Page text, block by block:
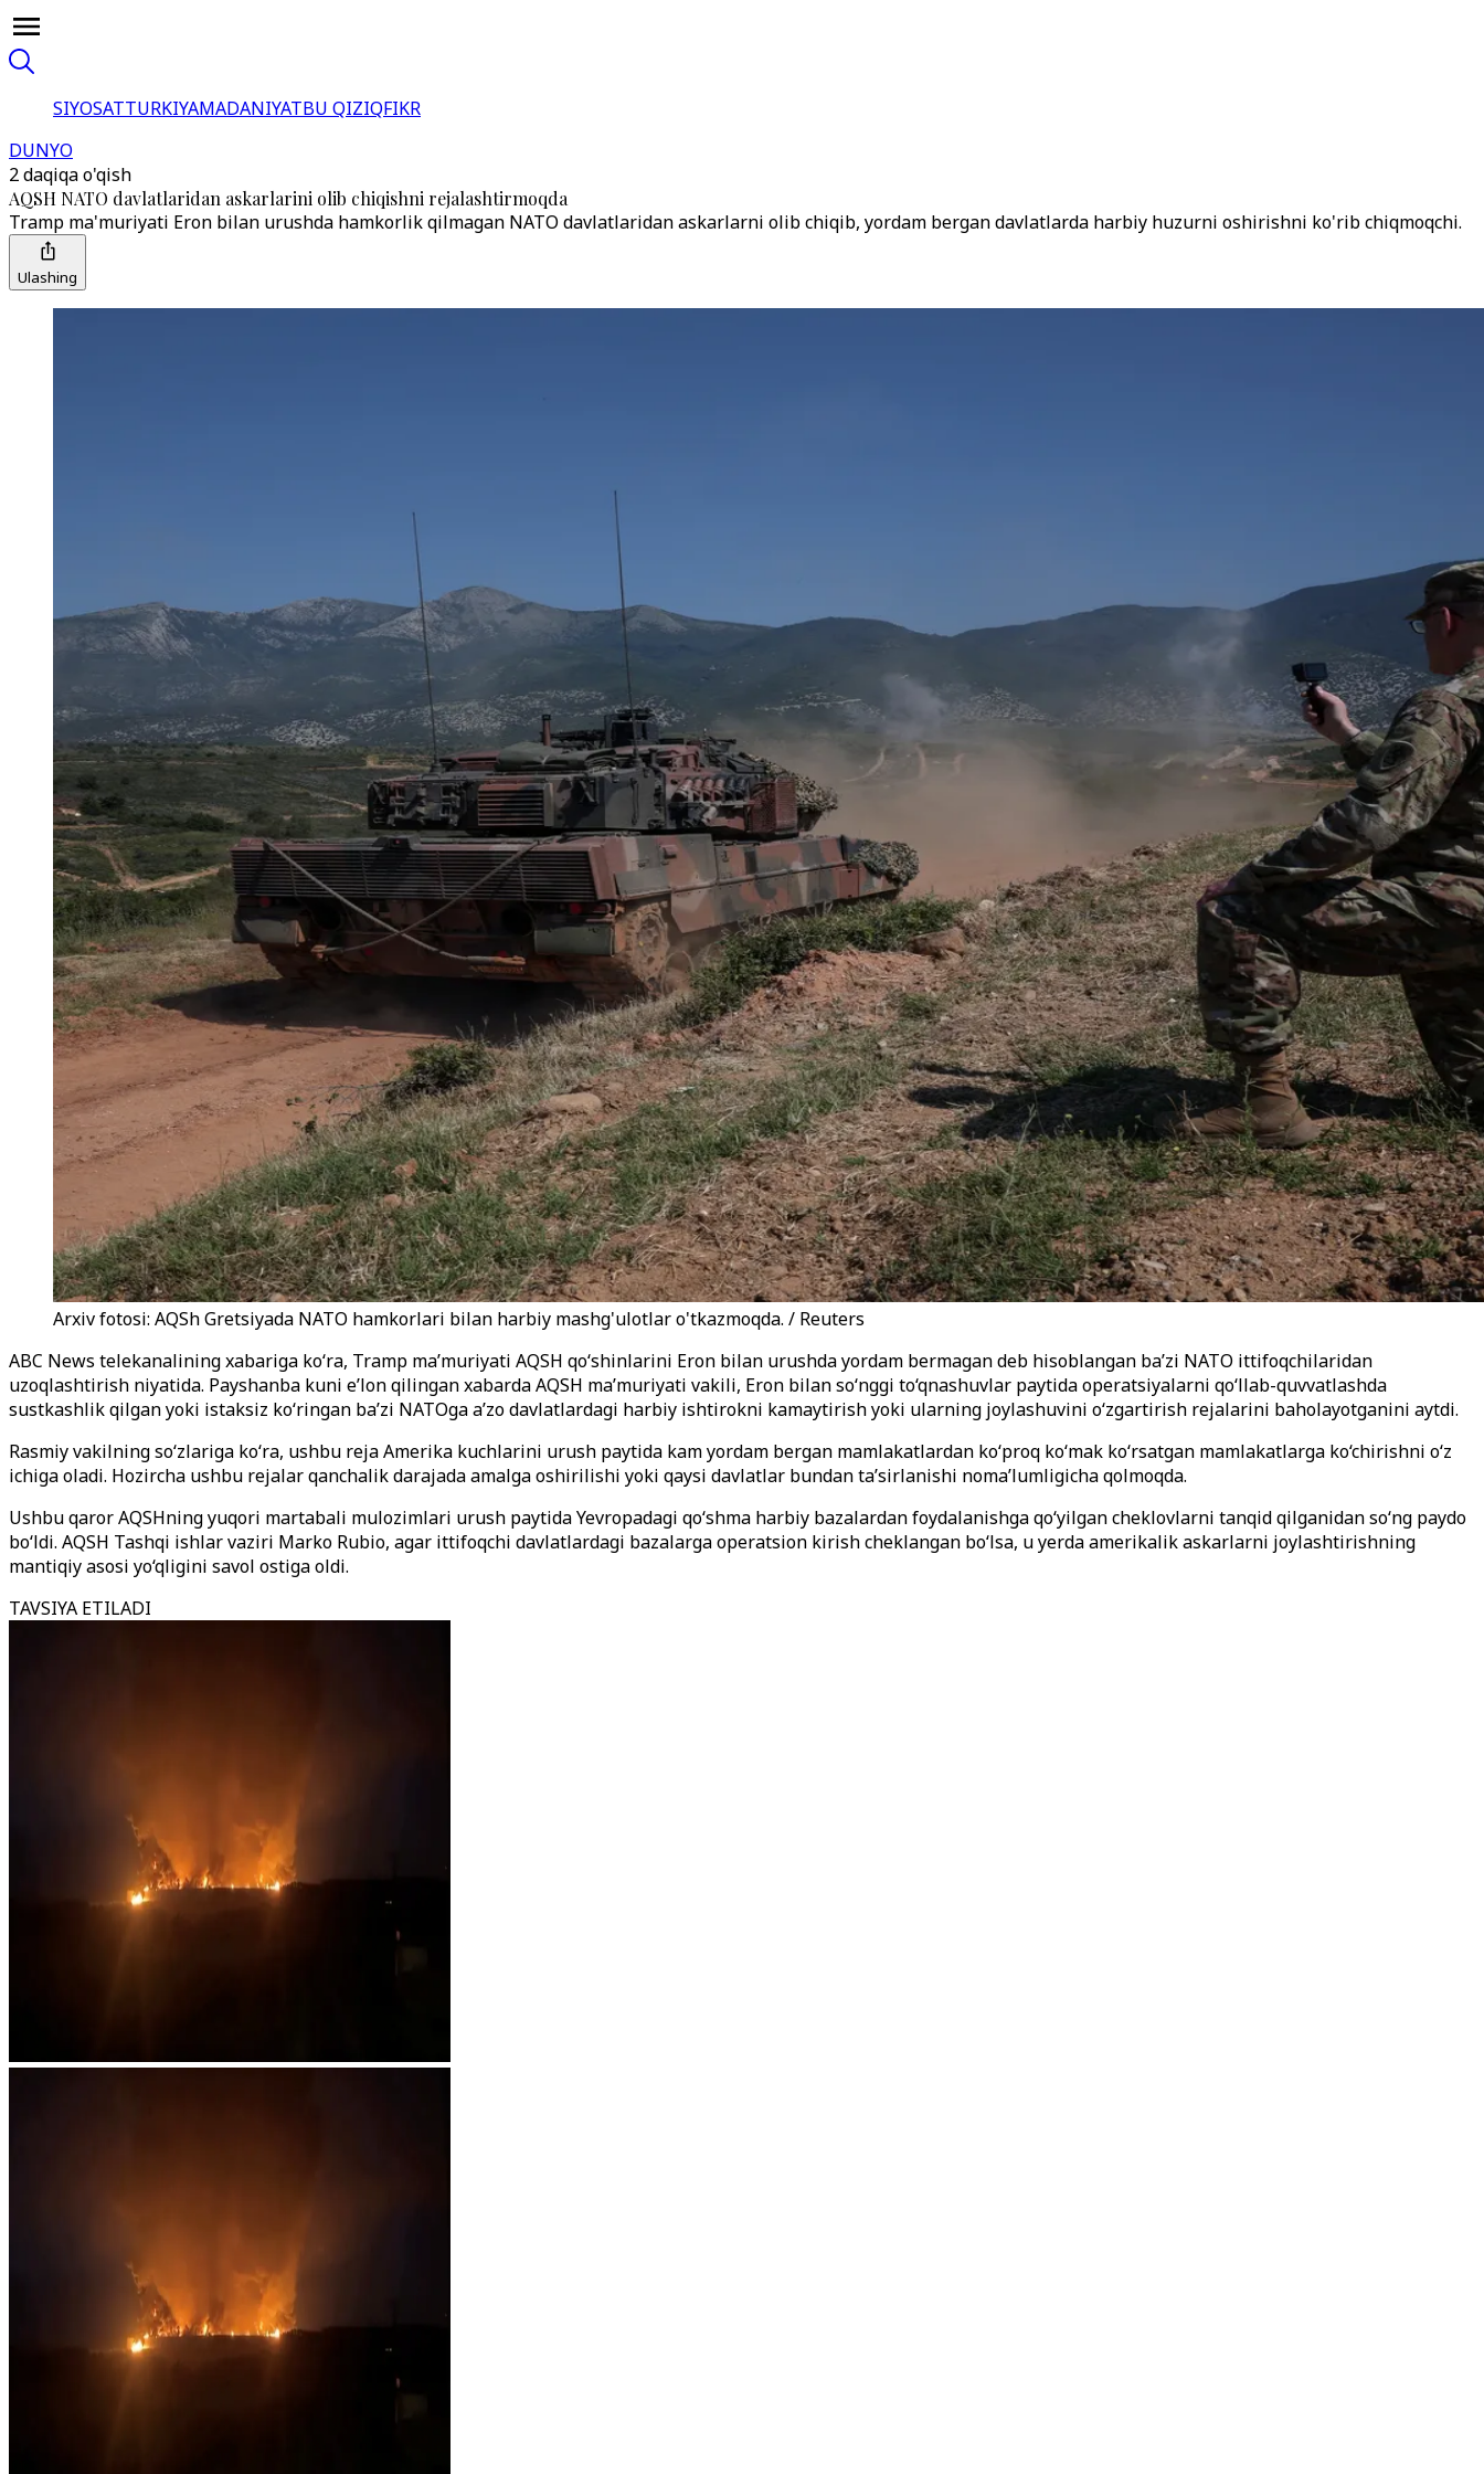
SIYOSATTURKIYAMADANIYATBU QIZIQFIKR
DUNYO
2 daqiqa o'qish
AQSH NATO davlatlaridan askarlarini olib chiqishni rejalashtirmoqda
Tramp ma'muriyati Eron bilan urushda hamkorlik qilmagan NATO davlatlaridan askarlarni olib chiqib, yordam bergan davlatlarda harbiy huzurni oshirishni ko'rib chiqmoqchi.
Ulashing
Arxiv fotosi: AQSh Gretsiyada NATO hamkorlari bilan harbiy mashg'ulotlar o'tkazmoqda. / Reuters
ABC News telekanalining xabariga ko‘ra, Tramp ma’muriyati AQSH qo‘shinlarini Eron bilan urushda yordam bermagan deb hisoblangan ba’zi NATO ittifoqchilaridan
uzoqlashtirish niyatida. Payshanba kuni e’lon qilingan xabarda AQSH ma’muriyati vakili, Eron bilan so‘nggi to‘qnashuvlar paytida operatsiyalarni qo‘llab-quvvatlashda
sustkashlik qilgan yoki istaksiz ko‘ringan ba’zi NATOga a’zo davlatlardagi harbiy ishtirokni kamaytirish yoki ularning joylashuvini o‘zgartirish rejalarini baholayotganini aytdi.
Rasmiy vakilning so‘zlariga ko‘ra, ushbu reja Amerika kuchlarini urush paytida kam yordam bergan mamlakatlardan ko‘proq ko‘mak ko‘rsatgan mamlakatlarga ko‘chirishni o‘z
ichiga oladi. Hozircha ushbu rejalar qanchalik darajada amalga oshirilishi yoki qaysi davlatlar bundan ta’sirlanishi noma’lumligicha qolmoqda.
Ushbu qaror AQSHning yuqori martabali mulozimlari urush paytida Yevropadagi qo‘shma harbiy bazalardan foydalanishga qo‘yilgan cheklovlarni tanqid qilganidan so‘ng paydo
bo‘ldi. AQSH Tashqi ishlar vaziri Marko Rubio, agar ittifoqchi davlatlardagi bazalarga operatsion kirish cheklangan bo‘lsa, u yerda amerikalik askarlarni joylashtirishning
mantiqiy asosi yo‘qligini savol ostiga oldi.
TAVSIYA ETILADI